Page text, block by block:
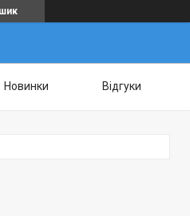
Новинки Відгуки